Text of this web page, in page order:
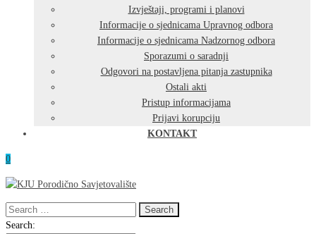
Izvještaji, programi i planovi
Informacije o sjednicama Upravnog odbora
Informacije o sjednicama Nadzornog odbora
Sporazumi o saradnji
Odgovori na postavljena pitanja zastupnika
Ostali akti
Pristup informacijama
Prijavi korupciju
KONTAKT
0
Search
for:
Search
Search: